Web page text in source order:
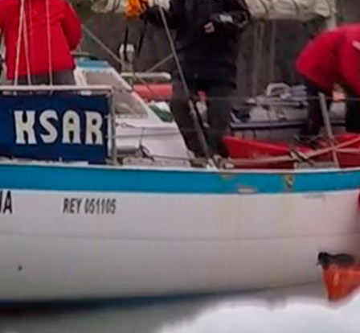
Nuestra pasión por retozar con el
mar (o las aguas en general) nos
llega desde tiempos ancestrales.
Quizás viene del mismo lugar desde
el cual nos llega la necesidad de
cruzar océanos enteros, escalar el
Monte Everest, o enviar una nave a
la Luna.
No hay edad para hacer lo que nos
gusta, solo es cuestión de animarse!